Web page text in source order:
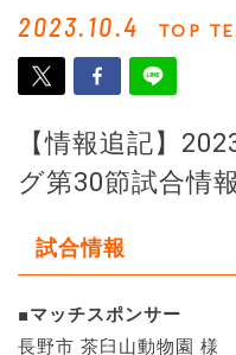
2023.10.4 TOP
【情報追記】
グ第30節試合情報
試合情報
■マッチスポンサー
長野市 茶臼山動物園 様